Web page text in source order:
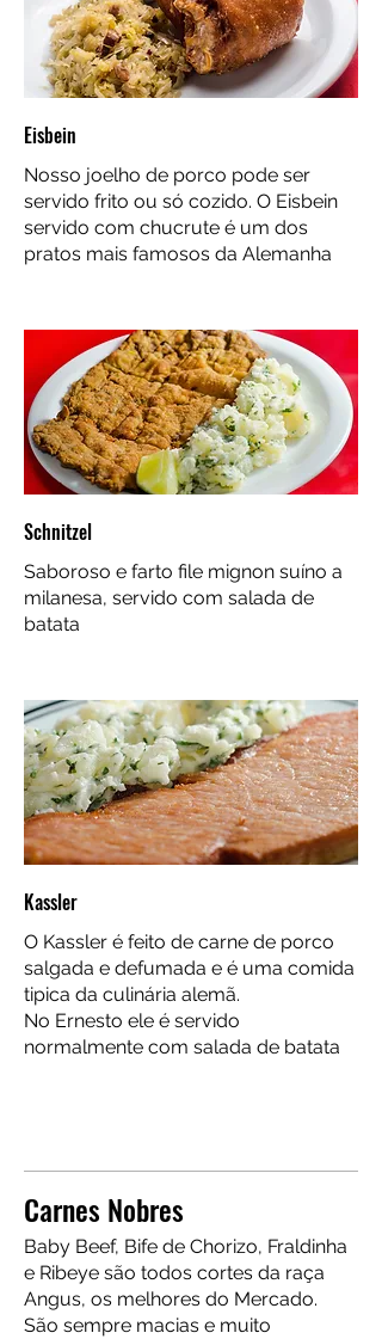
Eisbein
Nosso joelho de porco pode ser
servido frito ou só cozido. O Eisbein
servido com chucrute é um dos
pratos mais famosos da Alemanha
Schnitzel
Saboroso e farto file mignon suíno a
milanesa, servido com salada de
batata
Kassler
O Kassler é feito de carne de porco
salgada e defumada e é uma comida
tipica da culinária alemã.
No Ernesto ele é servido
normalmente com salada de batata
Carnes Nobres
Baby Beef, Bife de Chorizo, Fraldinha
e Ribeye são todos cortes da raça
Angus, os melhores do Mercado.
São sempre macias e muito